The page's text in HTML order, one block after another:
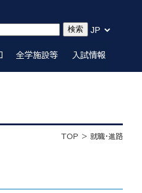
全学施設等 入試情報
TOP 就職・進路